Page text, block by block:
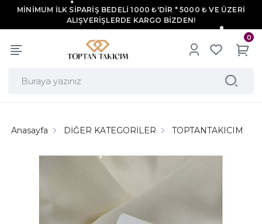
MİNİMUM İLK SİPARİŞ BEDELİ 1000 ₺'DİR * 5000 ₺ VE ÜZERİ
ALIŞVERİŞLERDE KARGO BİZDEN!
0
Anasayfa DİĞER KATEGORİLER TOPTANTAKICIM